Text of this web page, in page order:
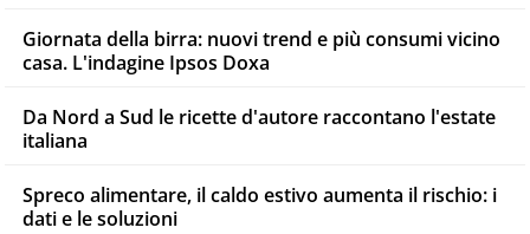
Giornata della birra: nuovi trend e più consumi vicino
casa. L'indagine Ipsos Doxa
Da Nord a Sud le ricette d'autore raccontano l'estate
italiana
Spreco alimentare, il caldo estivo aumenta il rischio: i
dati e le soluzioni